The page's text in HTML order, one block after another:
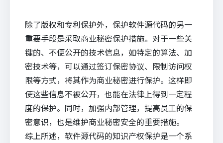
除了版权和专利保护外，保护软件源代码的另一
重要手段是采取商业秘密保护措施。对于一些关
键的、不便公开的技术信息，如特定的算法、加
密技术等，可以通过签订保密协议、限制访问权
限等方式，将其作为商业秘密进行保护。这样即
使这些信息不被公开，也能在法律上得到一定程
度的保护。同时，加强内部管理，提高员工的保
密意识，也是维护商业秘密安全的重要措施。
综上所述，软件源代码的知识产权保护是一个系